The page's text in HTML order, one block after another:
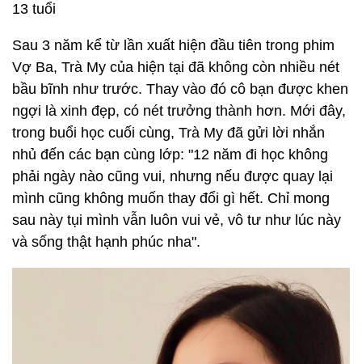
13 tuổi
Sau 3 năm kể từ lần xuất hiện đầu tiên trong phim
Vợ Ba, Trà My của hiện tại đã không còn nhiều nét
bầu bĩnh như trước. Thay vào đó cô bạn được khen
ngợi là xinh đẹp, có nét trưởng thành hơn. Mới đây,
trong buổi học cuối cùng, Trà My đã gửi lời nhắn
nhủ đến các bạn cùng lớp: "12 năm đi học không
phải ngày nào cũng vui, nhưng nếu được quay lại
mình cũng không muốn thay đổi gì hết. Chỉ mong
sau này tụi mình vẫn luôn vui vẻ, vô tư như lúc này
và sống thật hạnh phúc nha".